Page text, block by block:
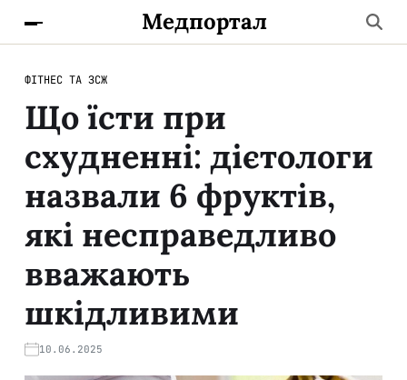
Медпортал
ФІТНЕС ТА ЗСЖ
Що їсти при
схудненні: дієтологи
назвали 6 фруктів,
які несправедливо
вважають
шкідливими
10.06.2025